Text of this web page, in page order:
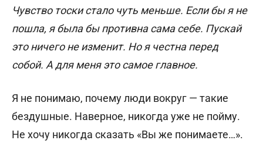
Чувство тоски стало чуть меньше. Если бы я не
пошла, я была бы противна сама себе. Пускай
это ничего не изменит. Но я честна перед
собой. А для меня это самое главное.
Я не понимаю, почему люди вокруг — такие
бездушные. Наверное, никогда уже не пойму.
Не хочу никогда сказать «Вы же понимаете…».